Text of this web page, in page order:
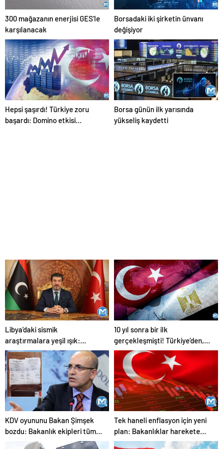
300 mağazanın enerjisi GES’le
karşılanacak
Borsadaki iki şirketin ünvanı
değişiyor
Hepsi şaşırdı! Türkiye zoru
başardı: Domino etkisi
Borsa günün ilk yarısında
yükseliş kaydetti
Libya’daki sismik
araştırmalara yeşil ışık:
Ticaret hacmi 15 milyar dolar
seviyesine çıkabilir
10 yıl sonra bir ilk
gerçekleşmişti! Türkiye’den,
Mısır’a 4,5 milyar dolarlık
ihracat!
KDV oyununu Bakan Şimşek
bozdu: Bakanlık ekipleri tüm
satışları tek tek inceledi
Tek haneli enflasyon için yeni
plan: Bakanlıklar harekete
geçti